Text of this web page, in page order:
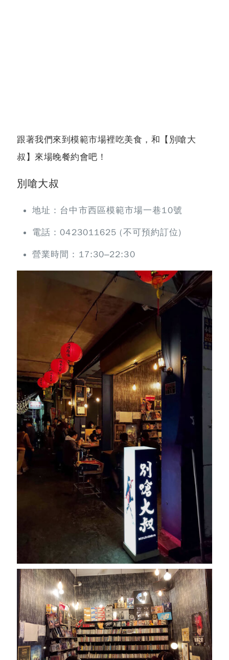
跟著我們來到模範市場裡吃美食，和【別嗆大
叔】來場晚餐約會吧！
別嗆大叔
地址：台中市西區模範市場一巷10號
電話：0423011625 (不可預約訂位)
營業時間：17:30–22:30